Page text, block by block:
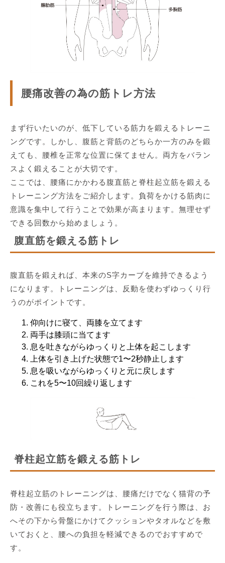
腰痛改善の為の筋トレ方法
まず行いたいのが、低下している筋力を鍛えるトレーニ
ングです。しかし、腹筋と背筋のどちらか一方のみを鍛
えても、腰椎を正常な位置に保てません。両方をバラン
スよく鍛えることが大切です。
ここでは、腰痛にかかわる腹直筋と脊柱起立筋を鍛える
トレーニング方法をご紹介します。負荷をかける筋肉に
意識を集中して行うことで効果が高まります。無理せず
できる回数から始めましょう。
腹直筋を鍛える筋トレ
腹直筋を鍛えれば、本来のS字カーブを維持できるよう
になります。トレーニングは、反動を使わずゆっくり行
うのがポイントです。
仰向けに寝て、両膝を立てます
両手は膝頭に当てます
息を吐きながらゆっくりと上体を起こします
上体を引き上げた状態で1〜2秒静止します
息を吸いながらゆっくりと元に戻します
これを5〜10回繰り返します
脊柱起立筋を鍛える筋トレ
脊柱起立筋のトレーニングは、腰痛だけでなく猫背の予
防・改善にも役立ちます。トレーニングを行う際は、お
へその下から骨盤にかけてクッションやタオルなどを敷
いておくと、腰への負担を軽減できるのでおすすめで
す。